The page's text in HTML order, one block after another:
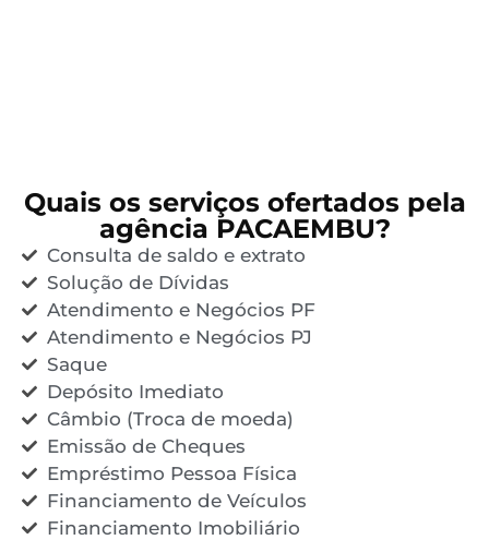
Quais os serviços ofertados pela
agência PACAEMBU?
Consulta de saldo e extrato
Solução de Dívidas
Atendimento e Negócios PF
Atendimento e Negócios PJ
Saque
Depósito Imediato
Câmbio (Troca de moeda)
Emissão de Cheques
Empréstimo Pessoa Física
Financiamento de Veículos
Financiamento Imobiliário